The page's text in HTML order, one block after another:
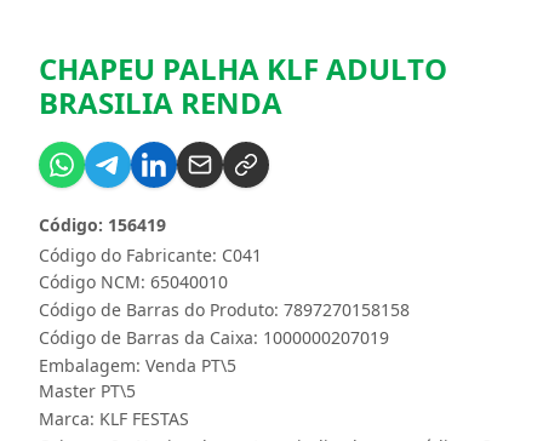
CHAPEU PALHA KLF ADULTO
BRASILIA RENDA
Código do Fabricante: C041
Código: 156419
Código NCM: 65040010
Código de Barras do Produto: 7897270158158
Código de Barras da Caixa: 1000000207019
Embalagem: Venda PT\5
Master PT\5
Marca: KLF FESTAS